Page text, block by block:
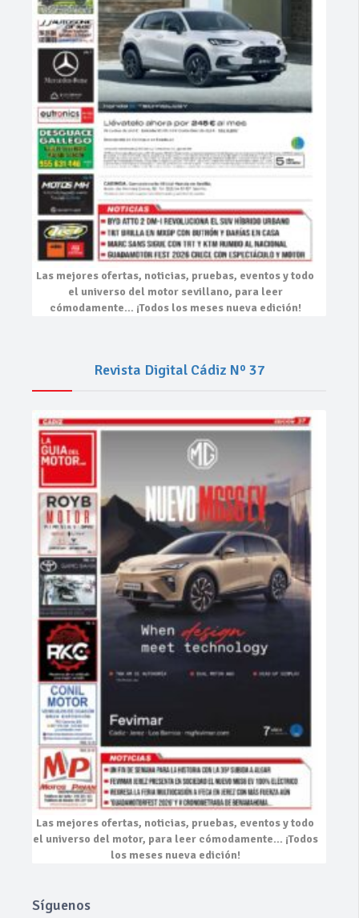
Las mejores ofertas, noticias, pruebas, eventosy todo
el universo del motor sevillano, para leer
cómodamente… ¡Todos los meses nueva edición!
Revista Digital Cádiz Nº 37
Las mejores ofertas, noticias, pruebas, eventosy todo
el universo del motor, para leer cómodamente… ¡Todos
los meses nueva edición!
Síguenos